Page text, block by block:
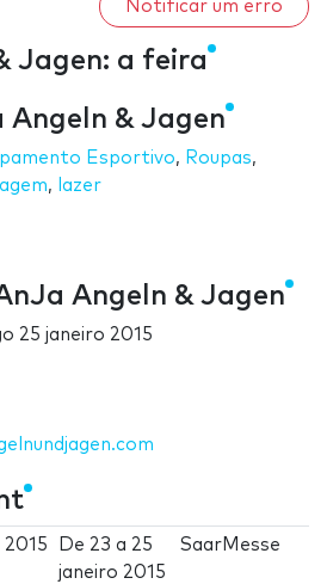
Notificar um erro
Jagen: a feira
Angeln & Jagen
Esportivo, Roupas,
, lazer
Angeln & Jagen
25 janeiro 2015
2015 De 23 a 25
janeiro 2015
SaarMesse